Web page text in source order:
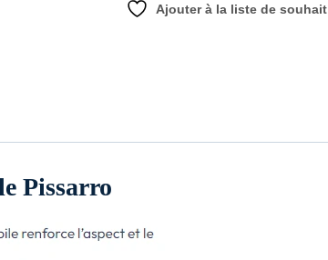
Ajouter à la liste de souhait
Pissarro